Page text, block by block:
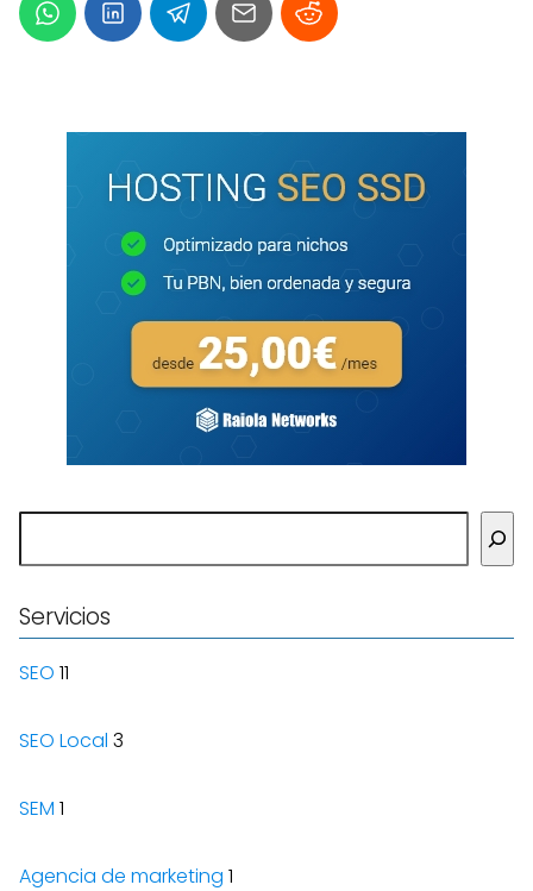
Servicios
SEO 11
SEO Local 3
SEM 1
Agencia de marketing 1